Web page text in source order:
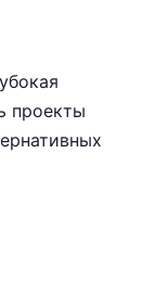
проекты